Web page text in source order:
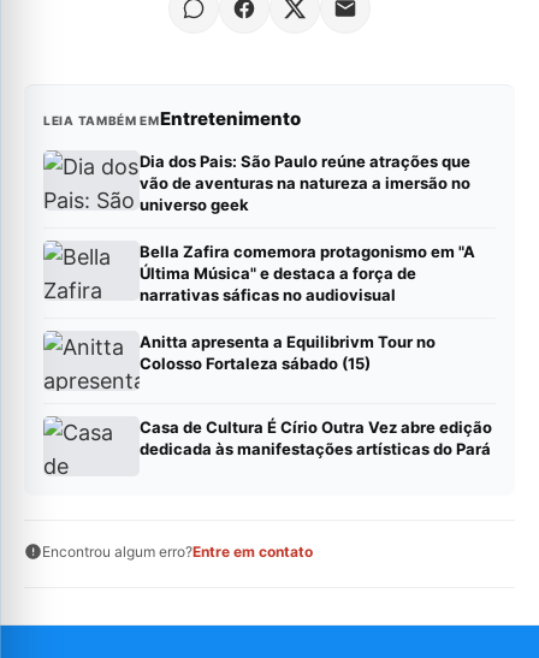
LEIA TAMBÉM EMEntretenimento
Dia dos Pais: São Paulo reúne atrações que
vão de aventuras na natureza a imersão no
universo geek
Bella Zafira comemora protagonismo em "A
Última Música" e destaca a força de
narrativas sáficas no audiovisual
Anitta apresenta a Equilibrivm Tour no
Colosso Fortaleza sábado (15)
Casa de Cultura É Círio Outra Vez abre edição
dedicada às manifestações artísticas do Pará
Encontrou algum erro?Entre em contato